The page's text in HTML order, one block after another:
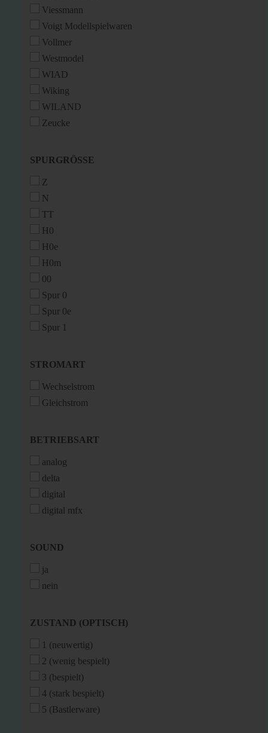
Viessmann
Voigt Modellspielwaren
Vollmer
Westmodel
WIAD
Wiking
WILAND
Zeucke
SPURGRÖSSE
SPURGRÖSSE
Z
N
TT
H0
H0e
H0m
00
Spur 0
Spur 0e
Spur 1
STROMART
STROMART
Wechselstrom
Gleichstrom
BETRIEBSART
BETRIEBSART
analog
delta
digital
digital mfx
SOUND
SOUND
ja
nein
ZUSTAND
ZUSTAND (OPTISCH)
1 (neuwertig)
2 (wenig bespielt)
3 (bespielt)
4 (stark bespielt)
5 (Bastlerware)